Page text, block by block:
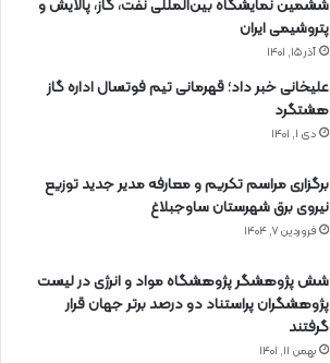
ششمین نمایشگاه بین‌المللی نفت، گاز، پالایش و
پتروشیمی ایران
آذر ۱۵, ۱۴۰۱
علیخانی خبر داد؛ قهرمانی تیم فوتسال اداره گاز
هشتگرد
دی ۱, ۱۴۰۱
برگزاری مراسم تكریم و معارفه مدیر جدید توزیع
نیروی برق شهرستان ساوجبلاغ
فروردین ۷, ۱۴۰۴
شش پژوهشگر پژوهشگاه مواد و انرژی در لیست
پژوهشگران پراستناد دو درصد برتر جهان قرار
گرفتند
بهمن ۱۱, ۱۴۰۱